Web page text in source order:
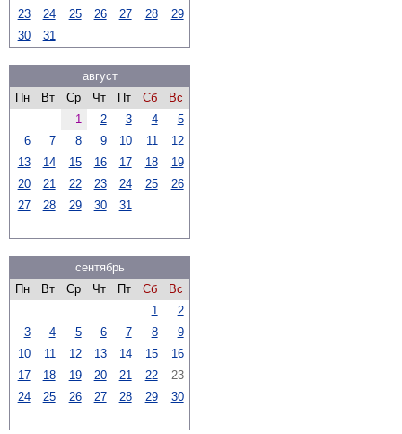
23
24 25 26 27 28
29
30
31
август
Пн
Вт Ср Чт Пт Сб
Вс
1
2 3 4
5
6
7 8 9 10 11
12
13
14 15 16 17 18
19
20
21 22 23 24 25
26
27
28 29 30 31
сентябрь
Пн
Вт Ср Чт Пт Сб
Вс
1
2
3
4 5 6 7 8
9
10
11 12 13 14 15
16
17
18 19 20 21 22
23
24
25 26 27 28 29 30